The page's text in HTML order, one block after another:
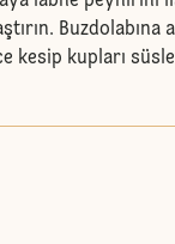
Buzdolabına
kesip kupları